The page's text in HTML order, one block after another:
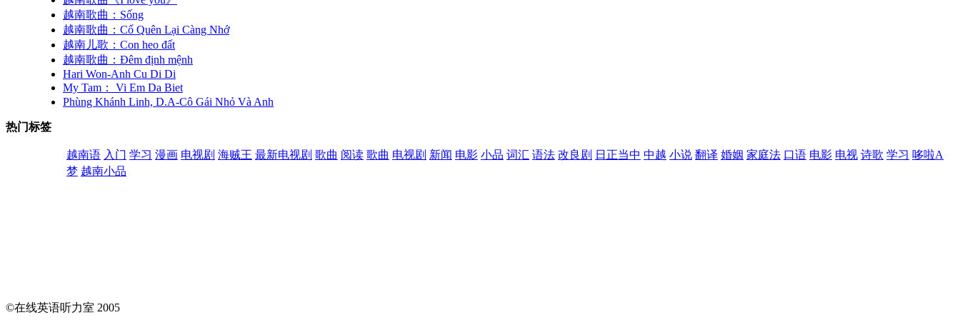
越南歌曲：Sống
越南歌曲：Cố Quên Lại Càng Nhớ
越南儿歌：Con heo đất
越南歌曲：Đêm định mệnh
Hari Won-Anh Cu Di Di
My Tam： Vi Em Da Biet
Phùng Khánh Linh, D.A-Cô Gái Nhỏ Và Anh
热门标签
越南语 入门 学习 漫画 电视剧 海贼王 最新电视剧 歌曲 阅读 歌曲 电视剧 新闻 电影 小品 词汇 语法 改良剧 日正当中 中越 小说 翻译 婚姻 家庭法 口语 电影 电视 诗歌 学习 哆啦A
梦 越南小品
©在线英语听力室 2005